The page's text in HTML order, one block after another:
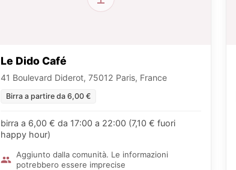
Le Dido Café
41 Boulevard Diderot, 75012 Paris, France
Birra a partire da 6,00 €
birra a 6,00 € da 17:00 a 22:00 (7,10 € fuori
happy hour)
Aggiunto dalla comunità. Le informazioni
potrebbero essere imprecise